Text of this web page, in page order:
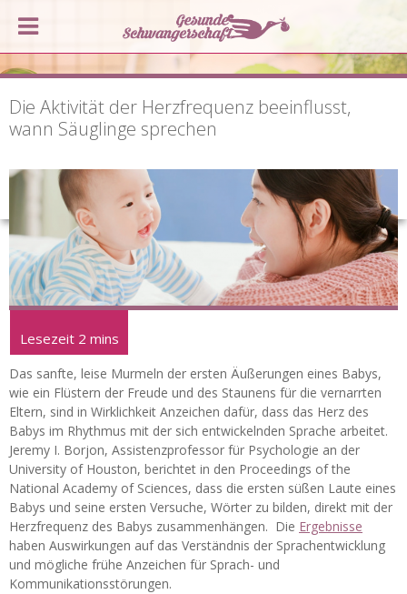
Die Aktivität der Herzfrequenz beeinflusst,
wann Säuglinge sprechen
Das sanfte, leise Murmeln der ersten Äußerungen eines Babys,
wie ein Flüstern der Freude und des Staunens für die vernarrten
Eltern, sind in Wirklichkeit Anzeichen dafür, dass das Herz des
Babys im Rhythmus mit der sich entwickelnden Sprache arbeitet.
Jeremy I. Borjon, Assistenzprofessor für Psychologie an der
University of Houston, berichtet in den Proceedings of the
National Academy of Sciences, dass die ersten süßen Laute eines
Babys und seine ersten Versuche, Wörter zu bilden, direkt mit der
Herzfrequenz des Babys zusammenhängen. Die Ergebnisse
haben Auswirkungen auf das Verständnis der Sprachentwicklung
und mögliche frühe Anzeichen für Sprach- und
Kommunikationsstörungen.